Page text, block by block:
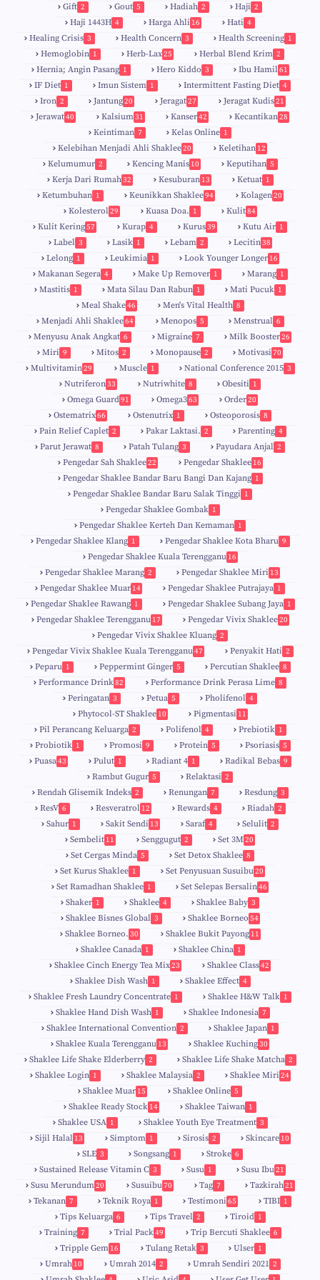
Gift 2 Gout 5 Hadiah 2 Haji 2
Haji 1443H 4 Harga Ahli 16 Hati 4
Healing Crisis 3 Health Concern 3 Health Screening 1
Hemoglobin 1 Herb-Lax25 Herbal Blend Krim 2
Hernia; Angin Pasang 1 Hero Kiddo 3 Ibu Hamil61
IF Diet 1 Imun Sistem 1 Intermittent Fasting Diet 4
Iron 2 Jantung20 Jeragat27 Jeragat Kudis21
Jerawat40 Kalsium31 Kanser42 Kecantikan28
Keintiman 7 Kelas Online 1
Kelebihan Menjadi Ahli Shaklee20 Keletihan 12
Kelumumur 2 Kencing Manis 10 Keputihan 5
Kerja Dari Rumah32 Kesuburan 13 Ketuat 1
Ketumbuhan 1 Keunikkan Shaklee94 Kolagen20
Kolesterol29 Kuasa Doa. 1 Kulit84
Kulit Kering57 Kurap 4 Kurus39 Kutu Air 1
Label 3 Lasik 1 Lebam 2 Lecitin38
Lelong 1 Leukimia 1 Look Younger Longer 16
Makanan Segera 4 Make Up Remover 1 Marang 1
Mastitis 1 Mata Silau Dan Rabun 1 Mati Pucuk 1
Meal Shake46 Men's Vital Health 8
Menjadi Ahli Shaklee64 Menopos 5 Menstrual 6
Menyusu Anak Angkat 6 Migraine 7 Milk Booster26
Miri 9 Mitos 2 Monopause 2 Motivasi 70
Multivitamin29 Muscle 1 National Conference 2015 3
Nutriferon33 Nutriwhite 8 Obesiti 1
Omega Guard91 Omega363 Order20
Ostematrix66 Ostenutrix 1 Osteoporosis 8
Pain Relief Caplet 2 Pakar Laktasi. 2 Parenting 4
Parut Jerawat 8 Patah Tulang 3 Payudara Anjal 2
Pengedar Sah Shaklee22
9
Pengedar Shaklee 16
5
Pengedar Shaklee Bandar Baru Bangi Dan Kajang 1
Pengedar Shaklee Bandar Baru Salak Tinggi 1
Pengedar Shaklee Gombak 1
Pengedar Shaklee Kerteh Dan Kemaman 1
Pengedar Shaklee Klang 1 Pengedar Shaklee Kota Bharu 9
Pengedar Shaklee Kuala Terengganu 16
4
Pengedar Shaklee Marang 2 Pengedar Shaklee Miri 13
1
Pengedar Shaklee Muar 14
0
Pengedar Shaklee Putrajaya 1
Pengedar Shaklee Rawang 1 Pengedar Shaklee Subang Jaya 1
Pengedar Shaklee Terengganu 17 Pengedar Vivix Shaklee20
Pengedar Vivix Shaklee Kluang 2
Pengedar Vivix Shaklee Kuala Terengganu47 Penyakit Hati 2
Peparu 1 Peppermint Ginger 5 Percutian Shaklee 8
Performance Drink82 Performance Drink Perasa Lime 8
Peringatan 3 Petua 5 Pholifenol 4
Phytocol-ST Shaklee 10 Pigmentasi 11
Pil Perancang Keluarga 2 Polifenol 4 Prebiotik 1
Probiotik 1 Promosi 9 Protein 5 Psoriasis 5
Puasa43 Pulut 1 Radiant 4 1 Radikal Bebas 9
Rambut Gugur 5 Relaktasi 2
Rendah Glisemik Indeks 2 Renungan 7 Resdung 3
ResV 6 Resveratrol 12 Rewards 4 Riadah 2
Sahur 1 Sakit Sendi 13 Saraf 4 Selulit 2
Sembelit 11 Senggugut 2 Set 3M20
Set Cergas Minda 5 Set Detox Shaklee 8
Set Kurus Shaklee 1 Set Penyusuan Susuibu20
Set Ramadhan Shaklee 1 Set Selepas Bersalin46
Shaker 1 Shaklee 4 Shaklee Baby 3
Shaklee Bisnes Global 3 Shaklee Borneo 54
Shaklee Borneo. 30 Shaklee Bukit Payong 11
Shaklee Canada 1 Shaklee China 1
Shaklee Cinch Energy Tea Mix23 Shaklee Class42
Shaklee Dish Wash 1 Shaklee Effect 4
Shaklee Fresh Laundry Concentrate 1 Shaklee H&W Talk 1
Shaklee Hand Dish Wash 1 Shaklee Indonesia 7
Shaklee International Convention 2 Shaklee Japan 1
Shaklee Kuala Terengganu 13
Shaklee Kuching30
Shaklee Life Shake Elderberry 2 Shaklee Life Shake Matcha 2
Shaklee Login 1 Shaklee Malaysia 2 Shaklee Miri 24
Shaklee Muar 15
8
Shaklee Online 5
Shaklee Ready Stock 14 Shaklee Taiwan 1
Shaklee USA 1 Shaklee Youth Eye Treatment 3
Sijil Halal 13 Simptom 1 Sirosis 2 Skincare 10
SLE 3 Songsang 1 Stroke 6
Sustained Release Vitamin C 3 Susu 1 Susu Ibu21
0
Susu Merundum20
Susuibu70 Tag 7 Tazkirah21
7
Tekanan 7 Teknik Roya 1 Testimoni 65
5
TIBI 1
Tips Keluarga 6 Tips Travel 2 Tiroid 1
Training 7 Trial Pack49 Trip Bercuti Shaklee 6
Tripple Gem 16 Tulang Retak 3 Ulser 1
Umrah 10 Umrah 2014 2 Umrah Sendiri 2021 2